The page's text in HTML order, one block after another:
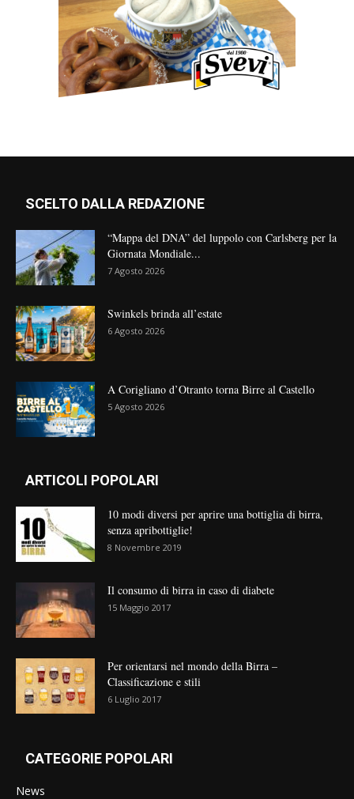
SCELTO DALLA REDAZIONE
“Mappa del DNA” del luppolo con Carlsberg per la
Giornata Mondiale...
7 Agosto 2026
Swinkels brinda all’estate
6 Agosto 2026
A Corigliano d’Otranto torna Birre al Castello
5 Agosto 2026
ARTICOLI POPOLARI
10 modi diversi per aprire una bottiglia di birra,
senza apribottiglie!
8 Novembre 2019
Il consumo di birra in caso di diabete
15 Maggio 2017
Per orientarsi nel mondo della Birra –
Classificazione e stili
6 Luglio 2017
CATEGORIE POPOLARI
News